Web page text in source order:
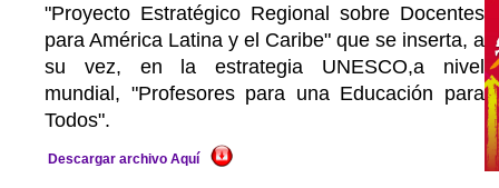
"Proyecto Estratégico Regional sobre Docentes
para América Latina y el Caribe" que se inserta, a
su vez, en la estrategia UNESCO,a nivel
mundial, "Profesores para una Educación para
Todos".
Descargar archivo Aquí